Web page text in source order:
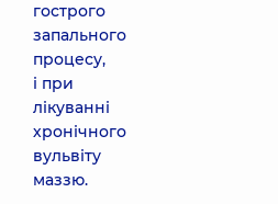
гострого
запального
процесу,
і при
лікуванні
хронічного
вульвіту
маззю.